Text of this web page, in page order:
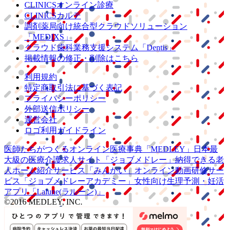
CLINICSオンライン診療
CLINICSカルテ
調剤薬局向け統合型クラウドソリューション
「MEDIXS」
クラウド歯科業務支援システム
「Dentis」
掲載情報の修正・削除はこちら
利用規約
特定商取引法に基づく表記
プライバシーポリシー
外部送信ポリシー
運営会社
ロゴ利用ガイドライン
医師たちがつくるオンライン医療事典 「MEDLEY」
日本最
大級の医療介護求人サイト 「ジョブメドレー」納得できる老
人ホーム紹介サービス
「みんかい」 オンライン動画研修サー
ビス
「ジョブメドレーアカデミー」 女性向け生理予測・妊活
アプリ「Lalune(ラルーン)」
©2016 MEDLEY, INC.